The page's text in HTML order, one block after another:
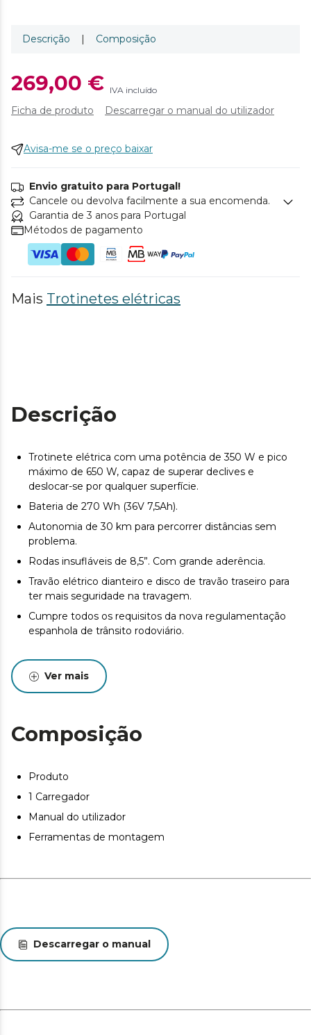
Descrição | Composição
269,00 € IVA incluído
Ficha de produto Descarregar o manual do utilizador
Avisa-me se o preço baixar
Envio gratuito para Portugal!
Cancele ou devolva facilmente a sua encomenda.
Garantia de 3 anos para Portugal
Métodos de pagamento
Mais Trotinetes elétricas
Descrição
Trotinete elétrica com uma potência de 350 W e pico
máximo de 650 W, capaz de superar declives e
deslocar-se por qualquer superfície.
Bateria de 270 Wh (36V 7,5Ah).
Autonomia de 30 km para percorrer distâncias sem
problema.
Rodas insufláveis de 8,5”. Com grande aderência.
Travão elétrico dianteiro e disco de travão traseiro para
ter mais seguridade na travagem.
Cumpre todos os requisitos da nova regulamentação
espanhola de trânsito rodoviário.
Ver mais
Composição
Produto
1 Carregador
Manual do utilizador
Ferramentas de montagem
Descarregar o manual